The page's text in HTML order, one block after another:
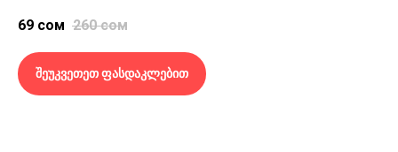
69 сом 260 сом
შეუკვეთეთ ფასდაკლებით